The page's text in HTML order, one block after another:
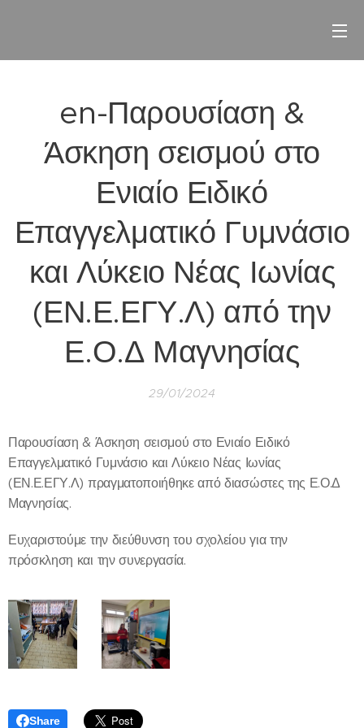
en-Παρουσίαση &
Άσκηση σεισμού στο
Ενιαίο Ειδικό
Επαγγελματικό Γυμνάσιο
και Λύκειο Νέας Ιωνίας
(ΕΝ.Ε.ΕΓΥ.Λ) από την
Ε.Ο.Δ Μαγνησίας
29/01/2024
Παρουσίαση & Άσκηση σεισμού στο Ενιαίο Ειδικό
Επαγγελματικό Γυμνάσιο και Λύκειο Νέας Ιωνίας
(ΕΝ.Ε.ΕΓΥ.Λ) πραγματοποιήθηκε από διασώστες της Ε.Ο.Δ
Μαγνησίας.
Ευχαριστούμε την διεύθυνση του σχολείου για την
πρόσκληση και την συνεργασία.
Share